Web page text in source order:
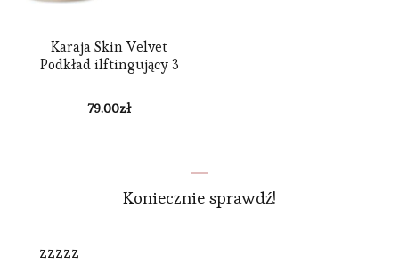
Karaja Skin Velvet
Podkład ilftingujący 3
79.00zł
Koniecznie sprawdź!
zzzzz